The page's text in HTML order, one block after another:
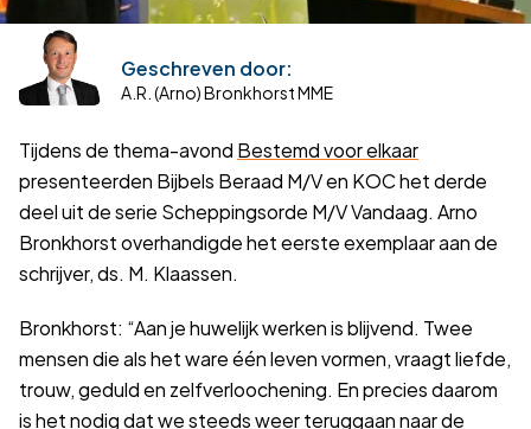
Terug naar overzicht
Geschreven door:
A.R. (Arno) Bronkhorst MME
Tijdens de thema-avondBestemd voor elkaar
presenteerden Bijbels Beraad M/V en KOC het derde
deel uit de serie Scheppingsorde M/V Vandaag. Arno
Bronkhorst overhandigde het eerste exemplaar aan de
schrijver, ds. M. Klaassen.
Bronkhorst: “Aan je huwelijk werken is blijvend. Twee
mensen die als het ware één leven vormen, vraagt liefde,
trouw, geduld en zelfverloochening. En precies daarom
is het nodig dat we steeds weer teruggaan naar de